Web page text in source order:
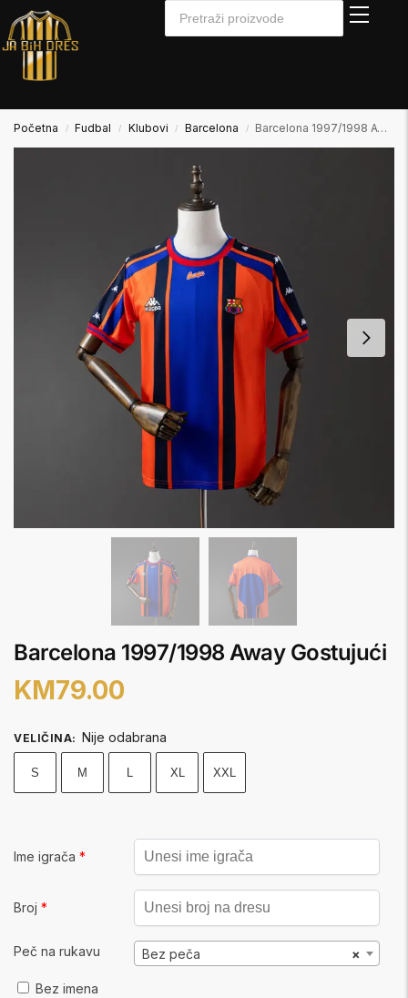
Početna / Fudbal / Klubovi / Barcelona / Barcelona 1997/1998 Away Gostujući
Barcelona 1997/1998 Away Gostujući
KM79.00
VELIČINA: Nije odabrana
S M L XL XXL
Ime igrača *
Broj *
Peč na rukavu ×
Bez peča
Bez imena